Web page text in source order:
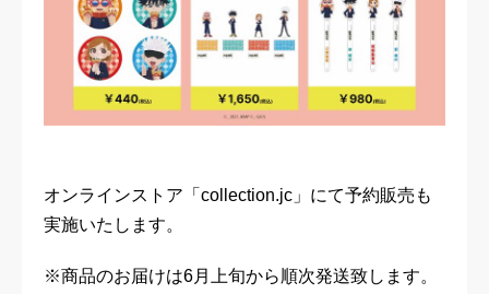
オンラインストア「collection.jc」にて予約販売も
実施いたします。
※商品のお届けは6月上旬から順次発送致します。